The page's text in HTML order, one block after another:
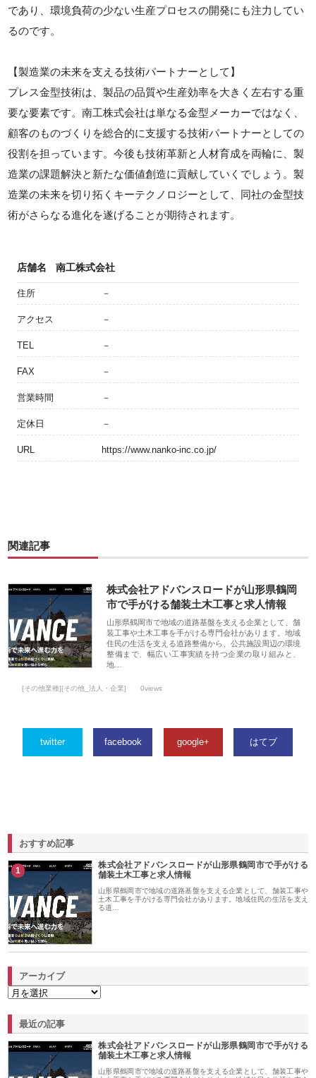
であり、環境負荷の少ない生産プロセスの開発にも注力してい
るのです。
【製造業の未来を支える技術パートナーとして】
プレス金型技術は、製品の品質や生産効率を大きく左右する重
要な要素です。南工株式会社は単なる金型メーカーではなく、
顧客のものづくりを総合的に支援する技術パートナーとしての
役割を担っています。今後も技術革新と人材育成を両輪に、製
造業の課題解決と新たな価値創造に貢献していくでしょう。製
造業の未来を切り拓くキーテクノロジーとして、同社の金型技
術がさらなる進化を遂げることが期待されます。
店舗名 南工株式会社
住所 －
アクセス －
TEL －
FAX －
営業時間 －
定休日 －
URL https://www.nanko-inc.co.jp/
関連記事
株式会社アドバンスロードが山形県鶴岡
市で手がける舗装土木工事と求人情報
山形県鶴岡市で地域の道路基盤を支える企業として、舗
装工事や土木工事を手がける専門会社があります。地域
住民の生活を支える道路整備から、公共施設周辺の環境
整備まで、幅広い工事実績を持つ企業の取り組みと、
地…
[その他業種][その他_法人・企業] 0views
twitter facebook google+ はてブ
おすすめ記事
1
株式会社アドバンスロードが山形県鶴岡市で手がける
舗装土木工事と求人情報
山形県鶴岡市で地域の道路基盤を支える企業として、舗装工事や
土木工事を手がける専門会社があります。地域住民の生活を支え
る道…
アーカイブ
最近の記事
株式会社アドバンスロードが山形県鶴岡市で手がける
舗装土木工事と求人情報
山形県鶴岡市で地域の道路基盤を支える企業として、舗装工事や